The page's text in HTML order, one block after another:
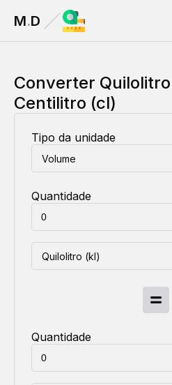
M.D
Converter
Centilitro (cl)
Tipo da unidade
Volume
Quantidade
Quilolitro (kl)
Quantidade